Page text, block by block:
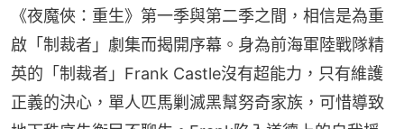
《夜魔俠：重生》第一季與第二季之間，相信是為重
啟「制裁者」劇集而揭開序幕。身為前海軍陸戰隊精
英的「制裁者」Frank Castle沒有超能力，只有維護
正義的決心，單人匹馬剿滅黑幫努奇家族，可惜導致